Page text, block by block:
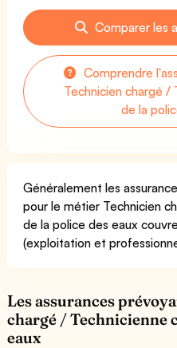
Comparer les
Comprendre
Technicien chargé /
de la
Généralement les
pour le métier Technicien
de la police des eaux
(exploitation et
Les assurances
chargé / Technicienne
eaux